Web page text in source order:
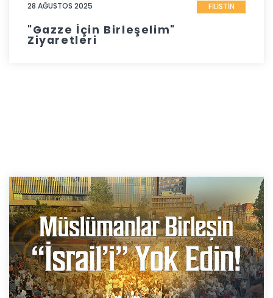
28 AĞUSTOS 2025 FİLİSTİN
"Gazze İçin Birleşelim"
Ziyaretleri